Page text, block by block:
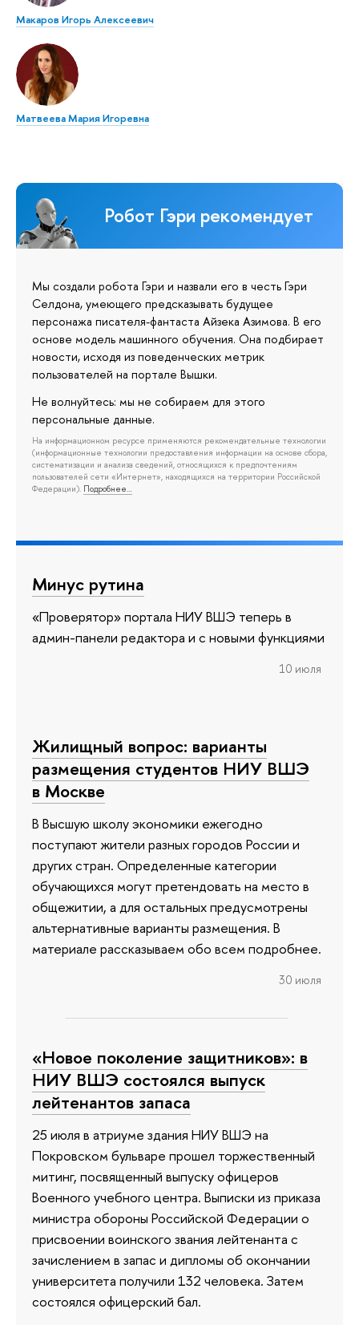
Макаров Игорь Алексеевич
Матвеева Мария Игоревна
Робот Гэри рекомендует
Мы создали робота Гэри и назвали его в честь Гэри
Селдона, умеющего предсказывать будущее
персонажа писателя-фантаста Айзека Азимова. В его
основе модель машинного обучения. Она подбирает
новости, исходя из поведенческих метрик
пользователей на портале Вышки.
Не волнуйтесь: мы не собираем для этого
персональные данные.
На информационном ресурсе применяются рекомендательные технологии
(информационные технологии предоставления информации на основе сбора,
систематизации и анализа сведений, относящихся к предпочтениям
пользователей сети «Интернет», находящихся на территории Российской
Федерации). Подробнее…
Минус рутина
«Проверятор» портала НИУ ВШЭ теперь в
админ-панели редактора и с новыми функциями
10 июля
Жилищный вопрос: варианты
размещения студентов НИУ ВШЭ
в Москве
В Высшую школу экономики ежегодно
поступают жители разных городов России и
других стран. Определенные категории
обучающихся могут претендовать на место в
общежитии, а для остальных предусмотрены
альтернативные варианты размещения. В
материале рассказываем обо всем подробнее.
30 июля
«Новое поколение защитников»: в
НИУ ВШЭ состоялся выпуск
лейтенантов запаса
25 июля в атриуме здания НИУ ВШЭ на
Покровском бульваре прошел торжественный
митинг, посвященный выпуску офицеров
Военного учебного центра. Выписки из приказа
министра обороны Российской Федерации о
присвоении воинского звания лейтенанта с
зачислением в запас и дипломы об окончании
университета получили 132 человека. Затем
состоялся офицерский бал.